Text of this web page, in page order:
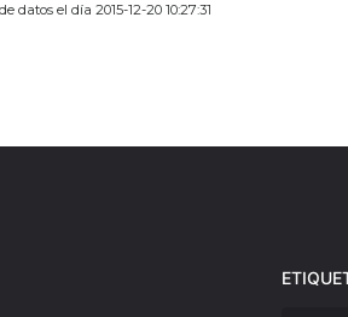
el día 2015-12-20 10:27:31